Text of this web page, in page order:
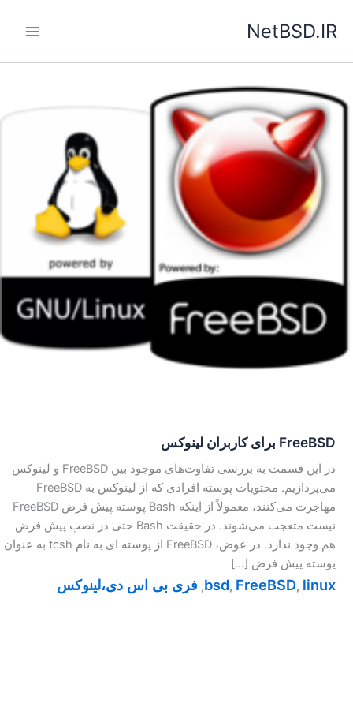
NetBSD.IR
FreeBSD برای کاربران لینوکس
در این قسمت به بررسی تفاوت‌های موجود بین FreeBSD و لینوکس
می‌پردازیم. محتویات پوسته افرادی که از لینوکس به FreeBSD
مهاجرت می‌کنند، معمولاً از اینکه Bash پوسته پیش فرض FreeBSD
نیست متعجب می‌شوند. در حقیقت Bash حتی در نصبِ پیش فرض
هم وجود ندارد. در عوض، FreeBSD از پوسته ای به نام tcsh به عنوان
پوسته پیش فرض […]
bsd, FreeBSD, linux
, فری بی اس دی،لینوکس